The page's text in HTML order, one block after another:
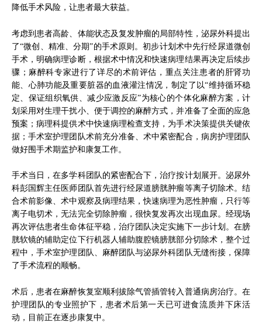
降低手术风险，让患者最大获益。
考虑到患者高龄、体能状态及复发肿瘤的局部特性，泌尿外科提出
了“微创、精准、分期”的手术原则。初步计划术中先行经尿道微创
手术，明确病理诊断，根据术中情况和快速病理结果再决定后续步
骤；麻醉科专家进行了详尽的术前评估，重点关注患者的肝肾功
能、心肺功能及重要脏器的血液灌注情况，制定了以“维持循环稳
定、保证组织氧供、减少应激反应”为核心的个体化麻醉方案，计
划采用对生理干扰小、便于调控的麻醉方式，并准备了全面的应急
预案；病理科提供术中快速病理检查支持，为手术决策提供关键依
据；手术室护理团队术前充分准备、术中紧密配合，病房护理团队
做好围手术期监护和康复工作。
手术当日，在多学科团队的紧密配合下，治疗按计划展开。泌尿外
科彭国辉主任医师团队首先进行经尿道膀胱肿瘤等离子切除术。结
合术前影像、术中观察及病理结果，快速病理为恶性肿瘤，只行等
离子电切术，无法完全切除肿瘤，很快复发再次出现血尿。经现场
再次评估患者生命体征平稳，治疗团队决定实施下一步计划。在膀
胱软镜的辅助定位下行机器人辅助腹腔镜膀胱部分切除术，整个过
程中，手术室护理团队、麻醉团队与泌尿外科团队无缝衔接，保障
了手术流程的顺畅。
术后，患者在麻醉恢复室顺利拔除气管插管转入普通病房治疗。在
护理团队的专业照护下，患者术后第一天已可进食流质并下床活
动，目前正在逐步康复中。